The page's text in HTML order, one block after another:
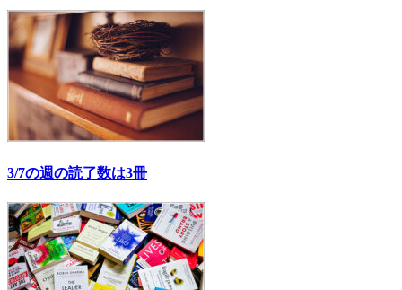
3/7の週の読了数は3冊